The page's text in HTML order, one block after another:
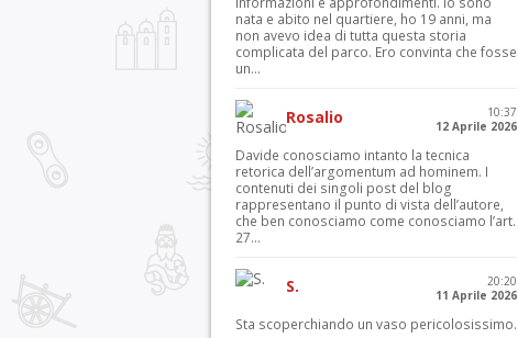
nata e abito nel quartiere, ho 19 anni, ma
non avevo idea di tutta questa storia
complicata del parco. Ero convinta che fosse
un...
Rosalio
10:37
12 Aprile 2026
Davide conosciamo intanto la tecnica
retorica dell’argomentum ad hominem. I
contenuti dei singoli post del blog
rappresentano il punto di vista dell’autore,
che ben conosciamo come conosciamo l’art.
27...
S.
20:20
11 Aprile 2026
Sta scoperchiando un vaso pericolosissimo.